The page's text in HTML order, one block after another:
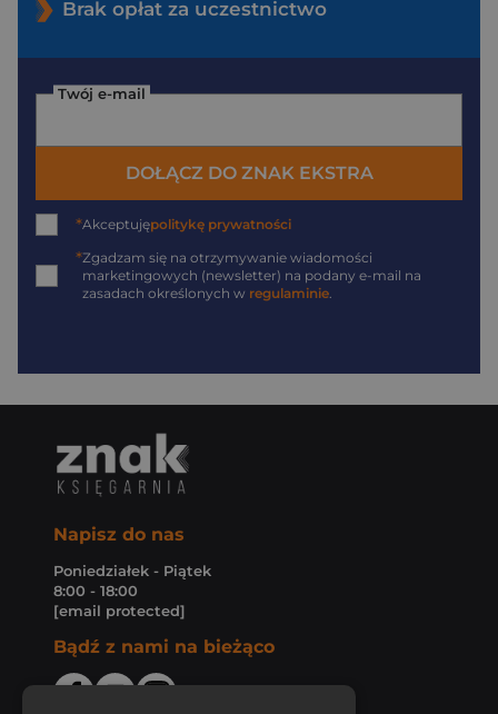
Brak opłat za uczestnictwo
Twój e-mail
DOŁĄCZ DO ZNAK EKSTRA
*Akceptujępolitykę prywatności
*Zgadzam się na otrzymywanie wiadomości
marketingowych (newsletter) na podany e-mail na
zasadach określonych w regulaminie.
Napisz do nas
Poniedziałek - Piątek
8:00 - 18:00
[email protected]
Bądź z nami na bieżąco